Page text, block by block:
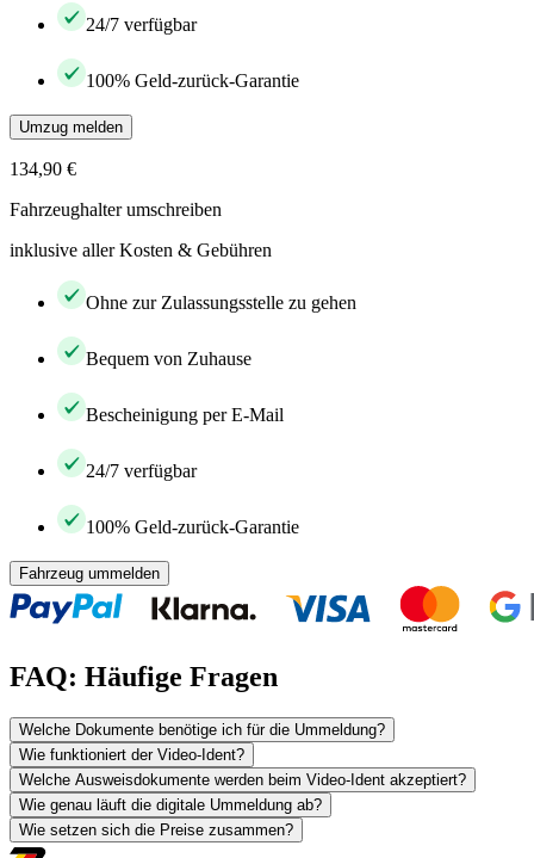
24/7 verfügbar
100% Geld-zurück-Garantie
Umzug melden
134,90 €
Fahrzeughalter umschreiben
inklusive aller Kosten & Gebühren
Ohne zur Zulassungsstelle zu gehen
Bequem von Zuhause
Bescheinigung per E-Mail
24/7 verfügbar
100% Geld-zurück-Garantie
Fahrzeug ummelden
FAQ: Häufige Fragen
Welche Dokumente benötige ich für die Ummeldung?
Wie funktioniert der Video-Ident?
Welche Ausweisdokumente werden beim Video-Ident akzeptiert?
Wie genau läuft die digitale Ummeldung ab?
Wie setzen sich die Preise zusammen?